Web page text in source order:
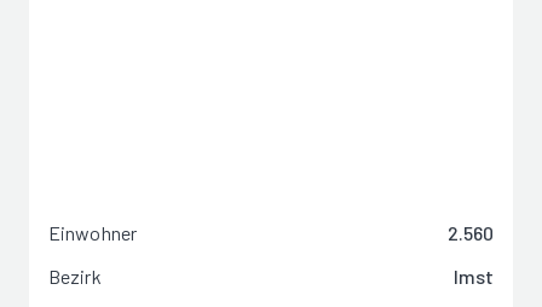
Einwohner
2.560
Bezirk
Imst